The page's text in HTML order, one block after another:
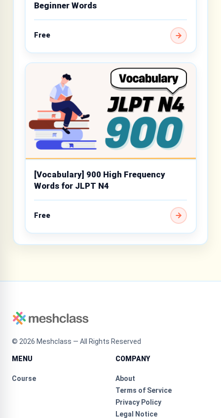
Beginner Words
Free
[Vocabulary] 900 High Frequency
Words for JLPT N4
Free
© 2026 Meshclass — All Rights Reserved
MENU
Course
COMPANY
About
Terms of Service
Privacy Policy
Legal Notice